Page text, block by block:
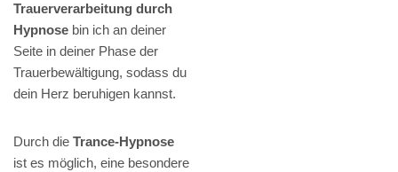
Trauerverarbeitung durch
Hypnose bin ich an deiner
Seite in deiner Phase der
Trauerbewältigung, sodass du
dein Herz beruhigen kannst.
Durch die Trance-Hypnose
ist es möglich, eine besondere